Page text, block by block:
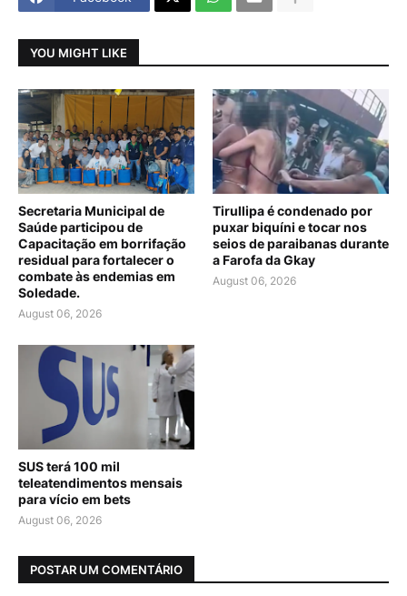
YOU MIGHT LIKE
Secretaria Municipal de
Saúde participou de
Capacitação em borrifação
residual para fortalecer o
combate às endemias em
Soledade.
August 06, 2026
Tirullipa é condenado por
puxar biquíni e tocar nos
seios de paraibanas durante
a Farofa da Gkay
August 06, 2026
SUS terá 100 mil
teleatendimentos mensais
para vício em bets
August 06, 2026
POSTAR UM COMENTÁRIO